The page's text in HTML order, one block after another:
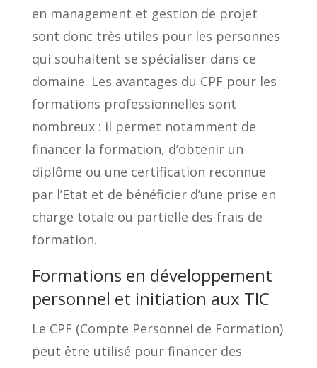
en management et gestion de projet
sont donc très utiles pour les personnes
qui souhaitent se spécialiser dans ce
domaine. Les avantages du CPF pour les
formations professionnelles sont
nombreux : il permet notamment de
financer la formation, d’obtenir un
diplôme ou une certification reconnue
par l’Etat et de bénéficier d’une prise en
charge totale ou partielle des frais de
formation.
Formations en développement
personnel et initiation aux TIC
Le CPF (Compte Personnel de Formation)
peut être utilisé pour financer des